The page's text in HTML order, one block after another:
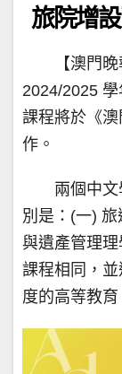
旅院增
【澳門
2024/2025
課程將於《
作。
兩個中
別是：(一)
與遺產管理
課程相同，
度的高等教育